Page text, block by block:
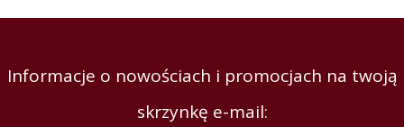
Informacje o nowościach i promocjach na twoją
skrzynkę e-mail: